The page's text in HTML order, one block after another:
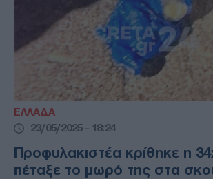
ΕΛΛΑΔΑ
23/05/2025 - 18:24
Προφυλακιστέα κρίθηκε η
πέταξε το μωρό της στα